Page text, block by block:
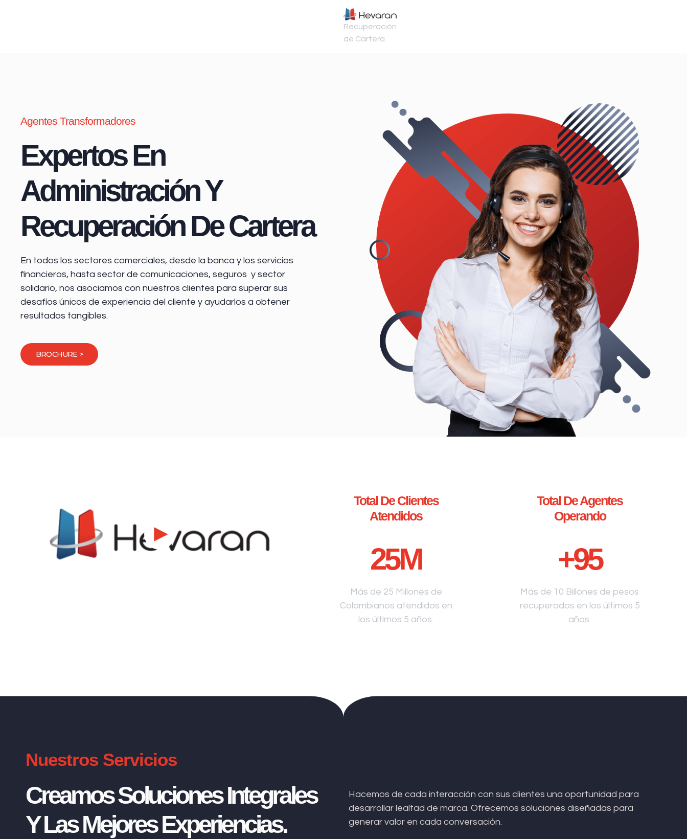
Recuperación
de Cartera
Agentes Transformadores
Expertos En
Administración Y
Recuperación De Cartera
En todos los sectores comerciales, desde la banca y los servicios
financieros, hasta sector de comunicaciones, seguros y sector
solidario, nos asociamos con nuestros clientes para superar sus
desafíos únicos de experiencia del cliente y ayudarlos a obtener
resultados tangibles.
BROCHURE >
Total De Clientes
Atendidos
25M
Más de 25 Millones de
Colombianos atendidos en
los últimos 5 años.
Total De Agentes
Operando
+95
Más de 10 Billones de pesos
recuperados en los últimos 5
años.
Nuestros Servicios
Creamos Soluciones Integrales
Y Las Mejores Experiencias.
Hacemos de cada interacción con sus clientes una oportunidad para
desarrollar lealtad de marca. Ofrecemos soluciones diseñadas para
generar valor en cada conversación.